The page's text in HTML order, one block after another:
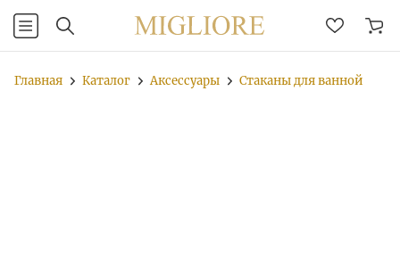
Главная Каталог Аксессуары Стаканы для ванной